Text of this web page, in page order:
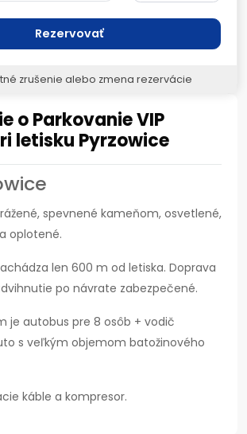
o Parkovanie VIP
letisku Pyrzowice
spevnené kameňom, osvetlené,
oplotené.
len 600 m od letiska. Doprava
po návrate zabezpečené.
je autobus pre 8 osôb + vodič
s veľkým objemom batožinového
káble a kompresor.
Rezervovať
zrušenie alebo zmena rezervácie